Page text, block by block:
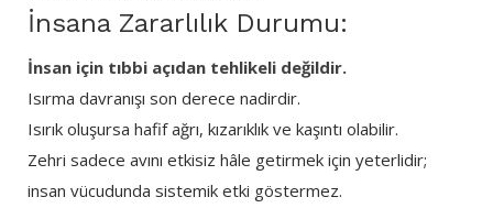
İnsana Zararlılık Durumu:
İnsan için tıbbi açıdan tehlikeli değildir.
Isırma davranışı son derece nadirdir.
Isırık oluşursa hafif ağrı, kızarıklık ve kaşıntı olabilir.
Zehri sadece avını etkisiz hâle getirmek için yeterlidir;
insan vücudunda sistemik etki göstermez.